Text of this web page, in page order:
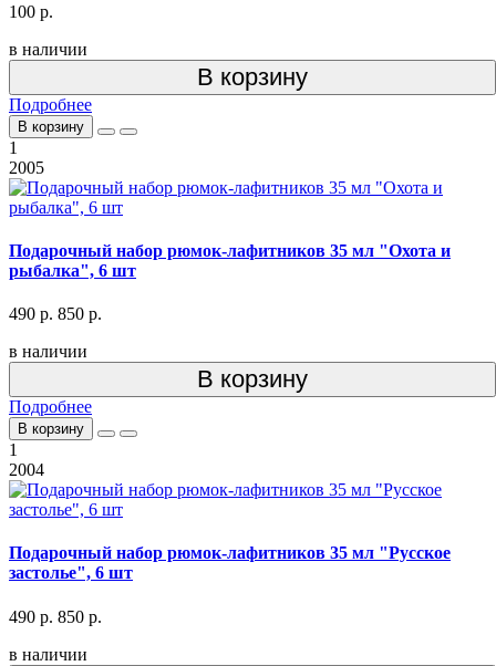
100 р.
в наличии
В корзину
Подробнее
В корзину
1
2005
Подарочный набор рюмок-лафитников 35 мл "Охота и
рыбалка", 6 шт
490 р. 850 р.
в наличии
В корзину
Подробнее
В корзину
1
2004
Подарочный набор рюмок-лафитников 35 мл "Русское
застолье", 6 шт
490 р. 850 р.
в наличии